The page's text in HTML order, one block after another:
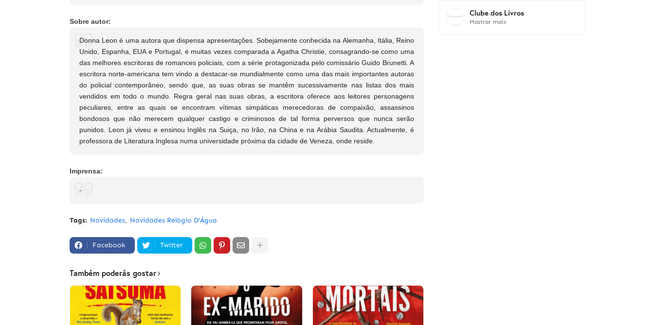
Sobre autor:
Donna Leon é uma autora que dispensa apresentações. Sobejamente conhecida na Alemanha, Itália, Reino
Unido, Espanha, EUA e Portugal, é muitas vezes comparada a Agatha Christie, consagrando-se como uma
das melhores escritoras de romances policiais, com a série protagonizada pelo comissário Guido Brunetti. A
escritora norte-americana tem vindo a destacar-se mundialmente como uma das mais importantes autoras
do policial contemporâneo, sendo que, as suas obras se mantêm sucessivamente nas listas dos mais
vendidos em todo o mundo. Regra geral nas suas obras, a escritora oferece aos leitores personagens
peculiares, entre as quais se encontram vítimas simpáticas merecedoras de compaixão, assassinos
bondosos que não merecem qualquer castigo e criminosos de tal forma perversos que nunca serão
punidos. Leon já viveu e ensinou Inglês na Suiça, no Irão, na China e na Arábia Saudita. Actualmente, é
professora de Literatura Inglesa numa universidade próxima da cidade de Veneza, onde reside.
Imprensa:
-
Tags: Novidades Novidades Relógio D'Água
Facebook Twitter
Também poderás gostar
Clube dos Livros
Mostrar mais